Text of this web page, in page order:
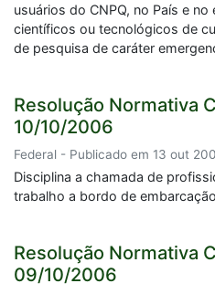
usuários do CNPQ, no País e
científicos ou tecnológicos de
de pesquisa de caráter
Resolução Normativa
10/10/2006
Federal - Publicado em 13 out
Disciplina a chamada de
trabalho a bordo de
Resolução Normativa
09/10/2006